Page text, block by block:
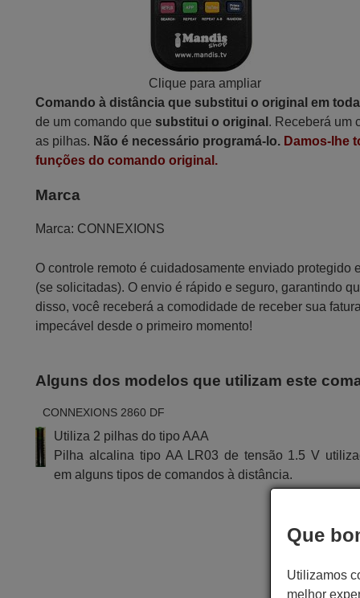
Clique para ampliar
Comando à distância que substitui o original em
de um comando que substitui o original . Receberá um
as pilhas. Não é necessário programá-lo. Damos-lhe
funções do comando original.
Marca
Marca: CONNEXIONS
O controle remoto é cuidadosamente enviado
(se solicitadas). O envio é rápido e seguro, garantindo
disso, você receberá a comodidade de receber sua
impecável desde o primeiro momento!
Alguns dos modelos que utilizam este
CONNEXIONS 2860 DF
Utiliza 2 pilhas do tipo AAA
Pilha alcalina tipo AA LR03 de tensão 1.5 V
em alguns tipos de comandos à distância.
Que
Utilizamos
melhor